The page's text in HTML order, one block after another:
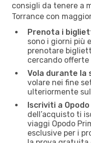
consigli da tenere a
Torrance con
Prenota i
sono i giorni più
prenotare
cercando
Vola durante la
volare nei fine
ulteriormente
Iscriviti a
dell’acquisto ti
viaggi Opodo
esclusive per i